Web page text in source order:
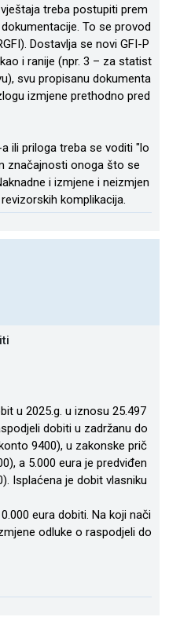
treba postupiti prem
To se provod
Dostavlja se novi GFI-P
i ranije (npr. 3 – za statist
svu propisanu dokumenta
izmjene prethodno pred
ili priloga treba se voditi "lo
značajnosti onoga što se
i izmjene i neizmjen
komplikacija.
u 2025.g. u iznosu 25.497
dobiti u zadržanu do
9400), u zakonske prič
a 5.000 eura je predviđen
Isplaćena je dobit vlasniku
eura dobiti. Na koji nači
odluke o raspodjeli do